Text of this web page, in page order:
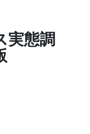
実態調